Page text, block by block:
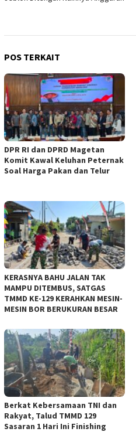
POS TERKAIT
DPR RI dan DPRD Magetan
Komit Kawal Keluhan Peternak
Soal Harga Pakan dan Telur
KERASNYA BAHU JALAN TAK
MAMPU DITEMBUS, SATGAS
TMMD KE-129 KERAHKAN MESIN-
MESIN BOR BERUKURAN BESAR
Berkat Kebersamaan TNI dan
Rakyat, Talud TMMD 129
Sasaran 1 Hari Ini Finishing